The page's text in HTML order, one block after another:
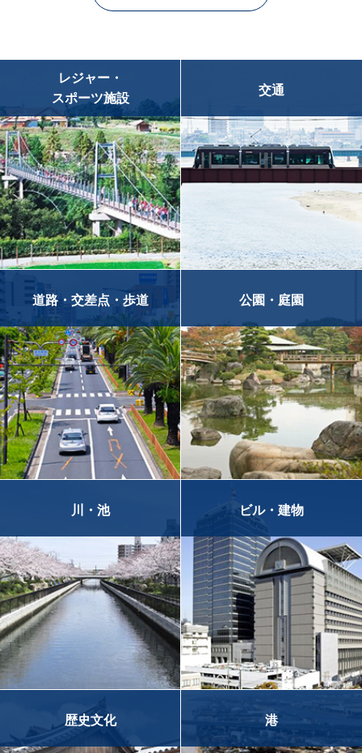
レジャー・
スポーツ施設
交通
道路・交差点・歩道 公園・庭園
川・池 ビル・建物
歴史文化 港